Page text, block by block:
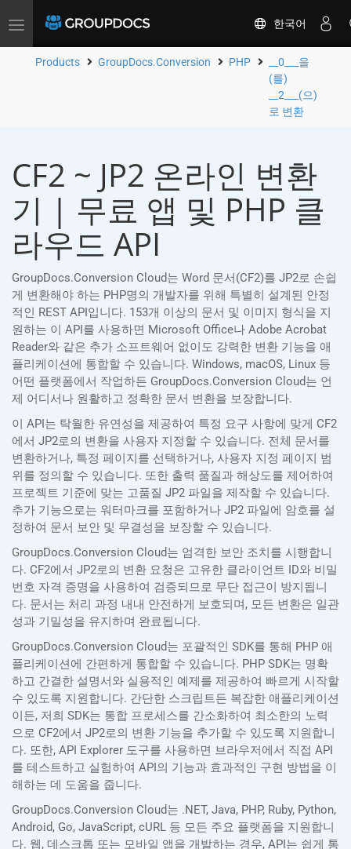
Toggle
한국어
Products GroupDocs.Conversion PHP
__0___을
(를)
__2___(으)
로 변환
CF2 ~ JP2 온라인 변환
기 | 무료 앱 및 PHP 클
라우드 API
GroupDocs.Conversion Cloud는 Word 문서(CF2)를 JP2로 손쉽
게 변환해야 하는 PHP명의 개발자를 위해 특별히 설계된 안정
적인 REST API입니다. 153개 이상의 문서 및 이미지 형식을 지
원하는 이 API를 사용하면 Microsoft Office나 Adobe Acrobat
Reader와 같은 추가 소프트웨어 없이도 강력한 변환 기능을 애
플리케이션에 통합할 수 있습니다. Windows, macOS, Linux 등
어떤 플랫폼에서 작업하든 GroupDocs.Conversion Cloud는 언
제 어디서나 원활하고 정확한 문서 변환을 보장합니다.
이 API는 탁월한 유연성을 제공하여 특정 요구 사항에 맞게 CF2
에서 JP2로의 변환을 사용자 지정할 수 있습니다. 전체 문서를
변환하거나, 특정 페이지를 선택하거나, 사용자 지정 페이지 범
위를 정의할 수 있습니다. 또한 출력 품질과 해상도를 제어하여
프로젝트 기준에 맞는 고품질 JP2 파일을 제작할 수 있습니다.
추가 기능으로는 워터마크를 포함하거나 JP2 파일에 암호를 설
정하여 문서 보안 및 무결성을 보장할 수 있습니다.
GroupDocs.Conversion Cloud는 엄격한 보안 조치를 시행합니
다. CF2에서 JP2로의 변환 요청은 고유한 클라이언트 ID와 비밀
번호 자격 증명을 사용하여 검증되므로 무단 접근이 방지됩니
다. 문서는 처리 과정 내내 안전하게 보호되며, 모든 변환은 일관
성과 기밀성을 유지하며 완료됩니다.
GroupDocs.Conversion Cloud는 포괄적인 SDK를 통해 PHP 애
플리케이션에 간편하게 통합할 수 있습니다. PHP SDK는 명확
하고 간결한 설명서와 실용적인 예제를 제공하여 빠르게 시작할
수 있도록 지원합니다. 간단한 스크립트든 복잡한 애플리케이션
이든, 저희 SDK는 통합 프로세스를 간소화하여 최소한의 노력
으로 CF2에서 JP2로의 변환 기능을 추가할 수 있도록 지원합니
다. 또한, API Explorer 도구를 사용하면 브라우저에서 직접 API
를 테스트하고 실험하여 API의 기능과 효과적인 구현 방법을 이
해하는 데 도움을 줍니다.
GroupDocs.Conversion Cloud는 .NET, Java, PHP, Ruby, Python,
Android, Go, JavaScript, cURL 등 모든 주요 플랫폼을 지원합니
다. 웹, 데스크톱 또는 모바일 앱을 개발하는 경우, API는 쉽게 통